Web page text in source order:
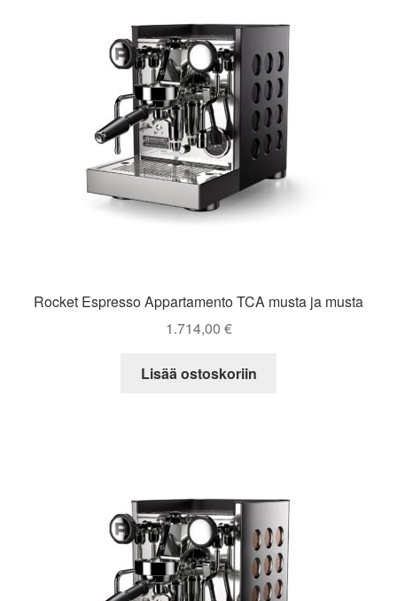
Rocket Espresso Appartamento TCA musta ja musta
1.714,00 €
Lisää ostoskoriin